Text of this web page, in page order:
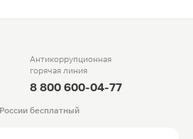
Антикоррупционная
горячая линия
8 800 600-04-77
бесплатный